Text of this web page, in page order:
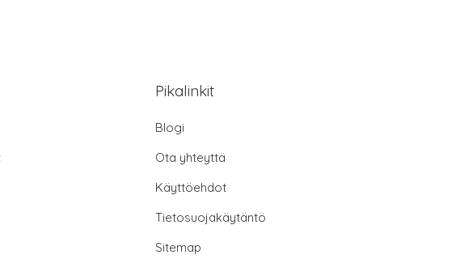
Pikalinkit
Blogi
Ota yhteyttä
Käyttöehdot
Tietosuojakäytäntö
Sitemap